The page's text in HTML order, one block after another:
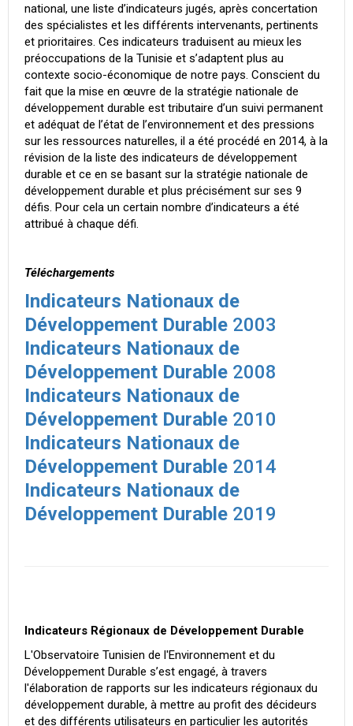
national, une liste d’indicateurs jugés, après concertation
des spécialistes et les différents intervenants, pertinents
et prioritaires. Ces indicateurs traduisent au mieux les
préoccupations de la Tunisie et s’adaptent plus au
contexte socio-économique de notre pays. Conscient du
fait que la mise en œuvre de la stratégie nationale de
développement durable est tributaire d’un suivi permanent
et adéquat de l’état de l’environnement et des pressions
sur les ressources naturelles, il a été procédé en 2014, à la
révision de la liste des indicateurs de développement
durable et ce en se basant sur la stratégie nationale de
développement durable et plus précisément sur ses 9
défis. Pour cela un certain nombre d’indicateurs a été
attribué à chaque défi.
Téléchargements
Indicateurs Nationaux de
Développement Durable 2003
Indicateurs Nationaux de
Développement Durable 2008
Indicateurs Nationaux de
Développement Durable 2010
Indicateurs Nationaux de
Développement Durable 2014
Indicateurs Nationaux de
Développement Durable 2019
Indicateurs Régionaux de Développement Durable
L'Observatoire Tunisien de l'Environnement et du
Développement Durable s’est engagé, à travers
l'élaboration de rapports sur les indicateurs régionaux du
développement durable, à mettre au profit des décideurs
et des différents utilisateurs en particulier les autorités